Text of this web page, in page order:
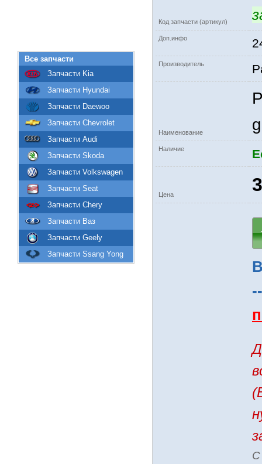
Код запчасти (артикул)
Доп.инфо
Производитель
Наименование
Наличие
Цена
С
Все запчасти
Запчасти Kia
Запчасти Hyundai
Запчасти Daewoo
Запчасти Chevrolet
Запчасти Audi
Запчасти Skoda
Запчасти Volkswagen
Запчасти Seat
Запчасти Chery
Запчасти Ваз
Запчасти Geely
Запчасти Ssang Yong